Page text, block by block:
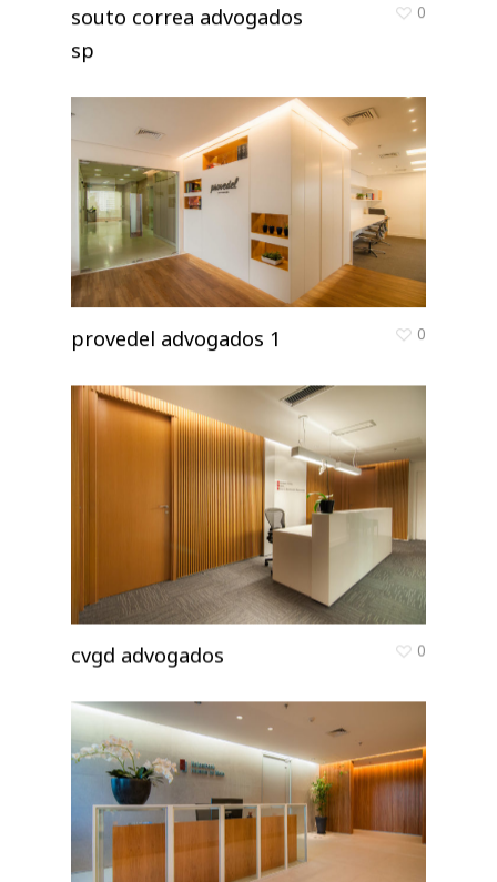
souto correa advogados
sp
0
provedel advogados 1 0
cvgd advogados 0